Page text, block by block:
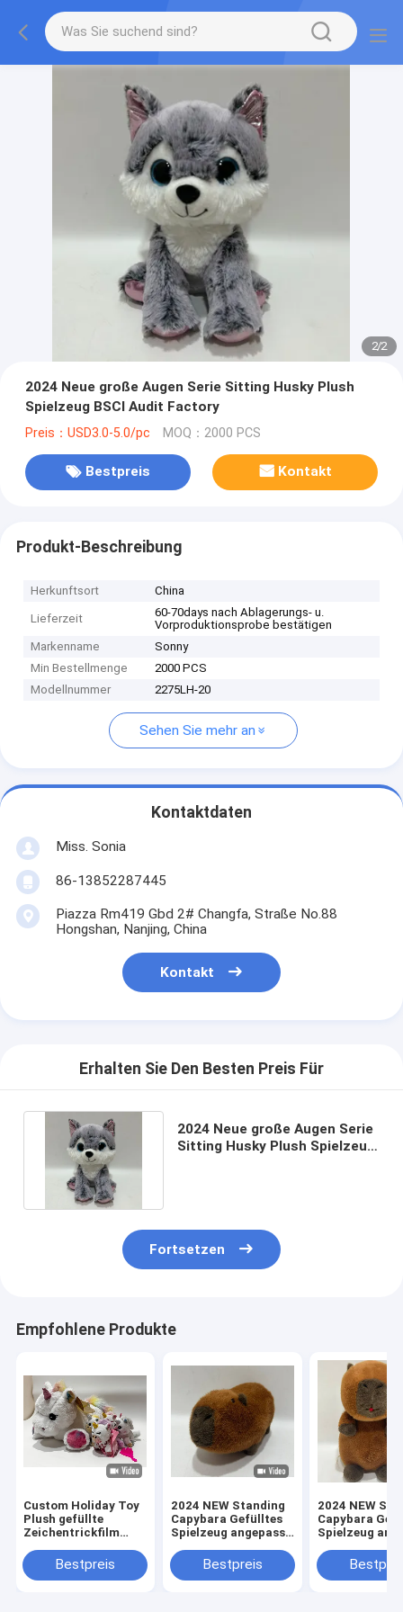
2/2
2024 Neue große Augen Serie Sitting Husky Plush
Spielzeug BSCI Audit Factory
Preis：USD3.0-5.0/pc MOQ：2000 PCS
Bestpreis Kontakt
Produkt-Beschreibung
Herkunftsort China
Lieferzeit
60-70days nach Ablagerungs- u.
Vorproduktionsprobe bestätigen
Markenname
Sonny
Min Bestellmenge
2000 PCS
Modellnummer
2275LH-20
Sehen Sie mehr an
Kontaktdaten
Miss. Sonia
86-13852287445
Piazza Rm419 Gbd 2# Changfa, Straße No.88
Hongshan, Nanjing, China
Kontakt
Erhalten Sie Den Besten Preis Für
2024 Neue große Augen Serie
Sitting Husky Plush Spielzeug
Fortsetzen
Empfohlene Produkte
Custom Holiday Toy
Plush gefüllte
Zeichentrickfilm
Toy Set für Kinder
Bestpreis
2024 NEW Standing
Capybara Gefülltes
Spielzeug angepasst
BSCI
Bestpreis
2024 NEW
Capybara
Spielzeug
BSCI Audit